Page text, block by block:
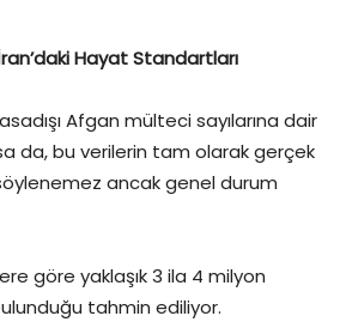
Hayat Standartları
Afgan mülteci sayılarına dair
da, bu verilerin tam olarak gerçek
ancak genel durum
göre yaklaşık 3 ila 4 milyon
tahmin ediliyor.